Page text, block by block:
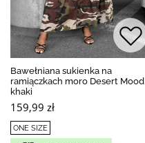
Bawełniana sukienka na
ramiączkach moro Desert Mood
khaki
159,99 zł
ONE SIZE